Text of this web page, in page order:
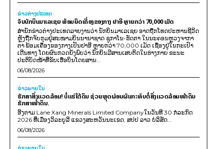
ຂ່າວຕ່າງປະເທດ
ຈັບນັກບິນມາເລເຊຍ ພ້ອມຍຶດເຄື່ອງຂອງກາງ ຢາອີ ຫຼາຍກວ່າ 70,000 ເມັດ
ສຳນັກຂ່າວຕ່າງປະເທດລາຍງານວ່າ ນັກບິນມາເລເຊຍ ອາດຖືກໂທດປະຫານຊີວິດ
ຫຼັງຖືກຈັບກຸມຢູ່ສະໜາມບິນນານາຊາດ ຊູກາໂນ-ຮັດຕາ ໃນນະຄອນຫຼວງຈາກາ
ຕາ ພ້ອມເຄື່ອງຂອງກາງເປັນຢາອີ ຫຼາຍກວ່າ 70,000 ເມັດ ເຊື່ອງຢູ່ໃນກະເປົາ
ເດີນທາງ ໂດຍຜົນກວດຍັງພົບວ່າ ນັກບິນມີສານເສບຕິດໃນຮ່າງກາຍ ຂະນະ
ປະຕິບັດໜ້າທີ່ຂັບເຮືອບິນໂດຍສານ...
06/08/2026
ຂ່າວພາຍ​ໃນ
ຮັກສາສິ່ງແວດລ້ອມ! ບໍ່ແຮ່ໃຕ້ດິນ ຊ່ວຍຫຼຸດຜ່ອນຜົນກະທົບຕໍ່ສິ່ງແວດລ້ອມໜ້າດິນ
ຮັກສາໜ້າດິນ.
ອີງຕາມ Lane Xang Minerals Limited Companyໃນວັນທີ 30 ກໍລະກົດ
2026 ທີ່ເມືອງວິລະບູລີ ແຂວງສະຫວັນນະເຂດ, ສປປ ລາວ ບໍລິສັດ...
06/08/2026